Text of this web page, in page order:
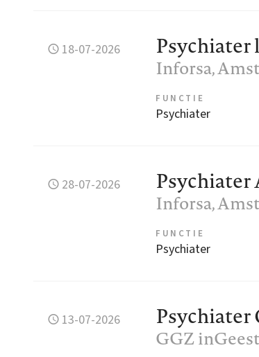
18-07-2026 Psychiater
Inforsa,
FUNCTIE
Psychiater
28-07-2026
Inforsa,
FUNCTIE
Psychiater
13-07-2026
GGZ inGeest